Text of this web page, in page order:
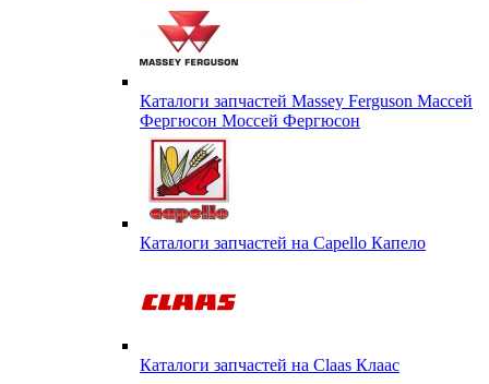
Каталоги запчастей Massey Ferguson Массей
Фергюсон Моссей Фергюсон
Каталоги запчастей на Capello Капело
Каталоги запчастей на Claas Клаас